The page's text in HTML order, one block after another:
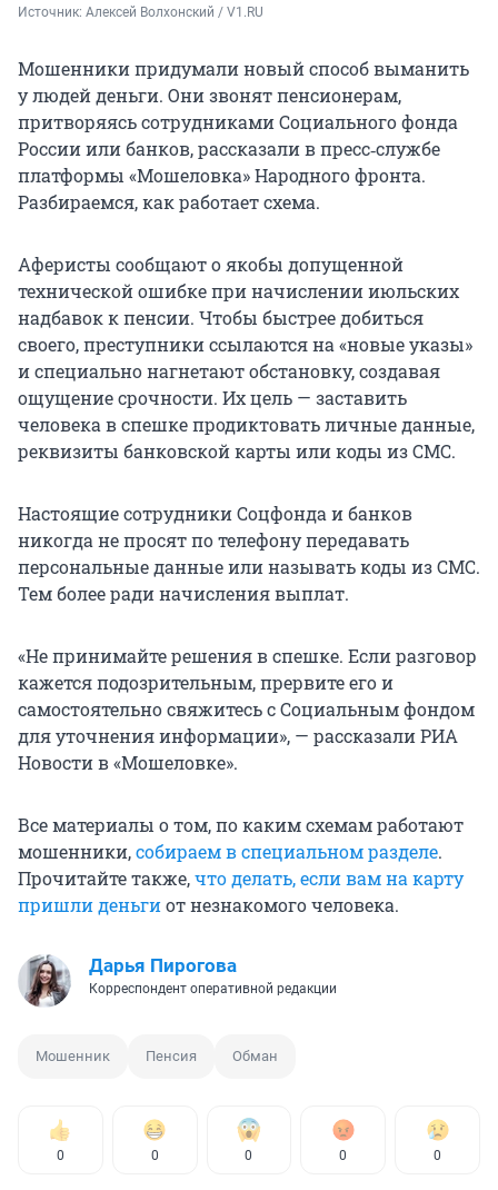
Источник: Алексей Волхонский / V1.RU
Мошенники придумали новый способ выманить
у людей деньги. Они звонят пенсионерам,
притворяясь сотрудниками Социального фонда
России или банков, рассказали в пресс‑службе
платформы «Мошеловка» Народного фронта.
Разбираемся, как работает схема.
Аферисты сообщают о якобы допущенной
технической ошибке при начислении июльских
надбавок к пенсии. Чтобы быстрее добиться
своего, преступники ссылаются на «новые указы»
и специально нагнетают обстановку, создавая
ощущение срочности. Их цель — заставить
человека в спешке продиктовать личные данные,
реквизиты банковской карты или коды из СМС.
Настоящие сотрудники Соцфонда и банков
никогда не просят по телефону передавать
персональные данные или называть коды из СМС.
Тем более ради начисления выплат.
«Не принимайте решения в спешке. Если разговор
кажется подозрительным, прервите его и
самостоятельно свяжитесь с Социальным фондом
для уточнения информации», — рассказали РИА
Новости в «Мошеловке».
Все материалы о том, по каким схемам работают
мошенники,собираем в специальном разделе.
Прочитайте также,что делать, если вам на карту
пришли деньгиот незнакомого человека.
Дарья Пирогова
Корреспондент оперативной редакции
Мошенник Пенсия Обман
0 0 0 0 0